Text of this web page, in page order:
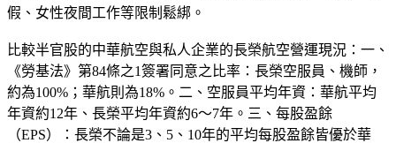
假、女性夜間工作等限制鬆綁。
比較半官股的中華航空與私人企業的長榮航空營運現況：一、
《勞基法》第84條之1簽署同意之比率：長榮空服員、機師，
約為100%；華航則為18%。二、空服員平均年資：華航平均
年資約12年、長榮平均年資約6～7年。三、每股盈餘
（EPS）：長榮不論是3、5、10年的平均每股盈餘皆優於華